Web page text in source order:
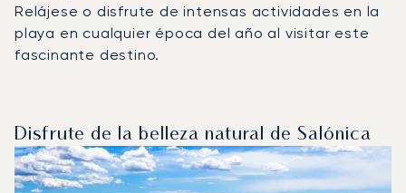
Relájese o disfrute de intensas actividades en la
playa en cualquier época del año al visitar este
fascinante destino.
Disfrute de la belleza natural de Salónica